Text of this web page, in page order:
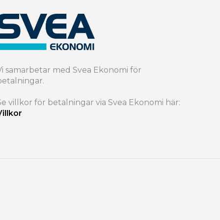
samarbetar med Svea Ekonomi för
villkor för betalningar via Svea Ekonomi här: